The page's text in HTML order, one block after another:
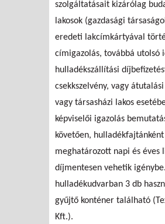
szolgáltatásait kizárólag
lakosok (gazdasági
eredeti lakcímkártyával
címigazolás, továbbá utolsó
hulladékszállítási
csekkszelvény, vagy
vagy társasházi lakos
képviselői igazolás
követően, hulladékfajtánként
meghatározott napi és éves
díjmentesen vehetik
hulladékudvarban 3 db
gyűjtő konténer található
Kft.).